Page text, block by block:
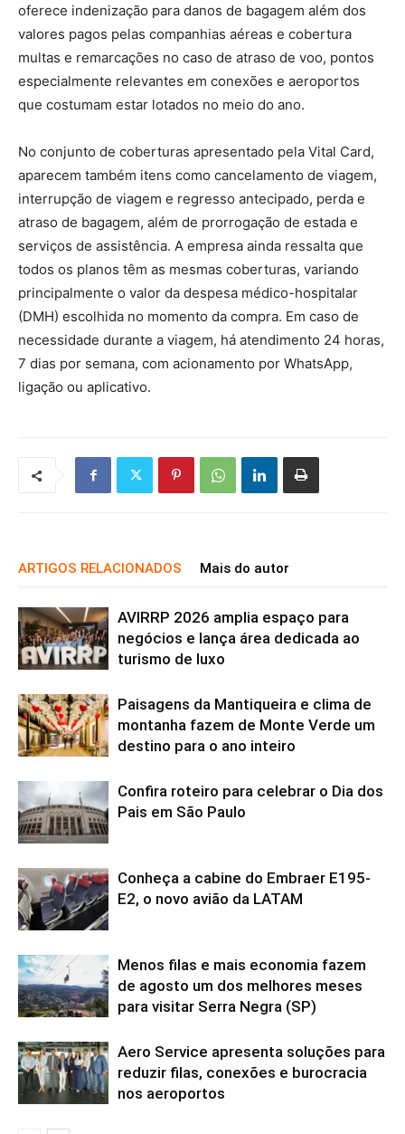
oferece indenização para danos de bagagem além dos
valores pagos pelas companhias aéreas e cobertura
multas e remarcações no caso de atraso de voo, pontos
especialmente relevantes em conexões e aeroportos
que costumam estar lotados no meio do ano.
No conjunto de coberturas apresentado pela Vital Card,
aparecem também itens como cancelamento de viagem,
interrupção de viagem e regresso antecipado, perda e
atraso de bagagem, além de prorrogação de estada e
serviços de assistência. A empresa ainda ressalta que
todos os planos têm as mesmas coberturas, variando
principalmente o valor da despesa médico-hospitalar
(DMH) escolhida no momento da compra. Em caso de
necessidade durante a viagem, há atendimento 24 horas,
7 dias por semana, com acionamento por WhatsApp,
ligação ou aplicativo.
ARTIGOS RELACIONADOS Mais do autor
AVIRRP 2026 amplia espaço para
negócios e lança área dedicada ao
turismo de luxo
Paisagens da Mantiqueira e clima de
montanha fazem de Monte Verde um
destino para o ano inteiro
Confira roteiro para celebrar o Dia dos
Pais em São Paulo
Conheça a cabine do Embraer E195-
E2, o novo avião da LATAM
Menos filas e mais economia fazem
de agosto um dos melhores meses
para visitar Serra Negra (SP)
Aero Service apresenta soluções para
reduzir filas, conexões e burocracia
nos aeroportos